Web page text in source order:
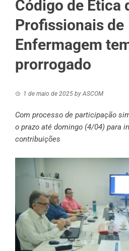
Código de Ética
Profissionais de
Enfermagem
prorrogado
1 de maio de 2025 byASCOM
Com processo de participação
o prazo até domingo (4/04) para
contribuições